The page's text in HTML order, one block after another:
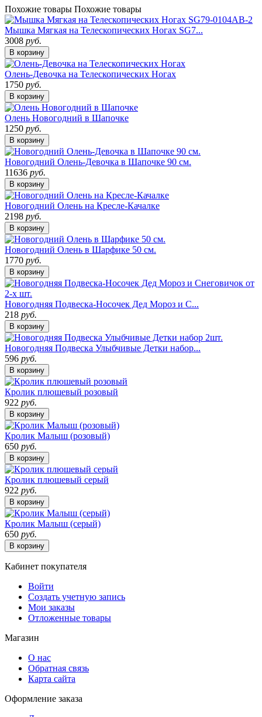
Похожие товары Похожие товары
Мышка Мягкая на Телескопических Ногах SG7...
3008 руб.
В корзину
Олень-Девочка на Телескопических Ногах
1750 руб.
В корзину
Олень Новогодний в Шапочке
1250 руб.
В корзину
Новогодний Олень-Девочка в Шапочке 90 см.
11636 руб.
В корзину
Новогодний Олень на Кресле-Качалке
2198 руб.
В корзину
Новогодний Олень в Шарфике 50 см.
1770 руб.
В корзину
Новогодняя Подвеска-Носочек Дед Мороз и С...
218 руб.
В корзину
Новогодняя Подвеска Улыбчивые Детки набор...
596 руб.
В корзину
Кролик плюшевый розовый
922 руб.
В корзину
Кролик Малыш (розовый)
650 руб.
В корзину
Кролик плюшевый серый
922 руб.
В корзину
Кролик Малыш (серый)
650 руб.
В корзину
Кабинет покупателя
Войти
Создать учетную запись
Мои заказы
Отложенные товары
Магазин
О нас
Обратная связь
Карта сайта
Оформление заказа